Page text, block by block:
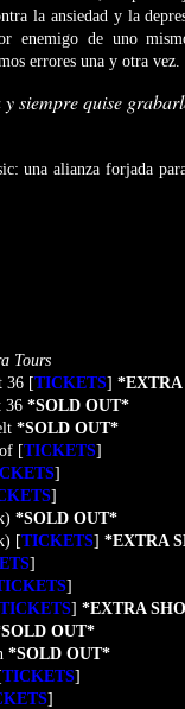
la ansiedad y la
enemigo de uno
errores una y otra vez.
y siempre quise
una alianza forjada
Tours
36 [TICKETS]
36 *SOLD OUT*
*SOLD OUT*
[TICKETS]
]
]
*SOLD OUT*
[TICKETS] *EXTRA
]
]
TICKETS] *EXTRA
OUT*
*SOLD OUT*
TICKETS]
]